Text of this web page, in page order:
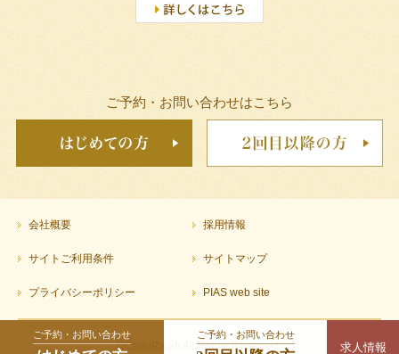
ご予約・お問い合わせはこちら
会社概要 採用情報
サイトご利用条件 サイトマップ
プライバシーポリシー PIAS web site
©CarjuRajah All Rights Reserved.
ご予約・お問い合わせ ご予約・お問い合わせ
求人情報